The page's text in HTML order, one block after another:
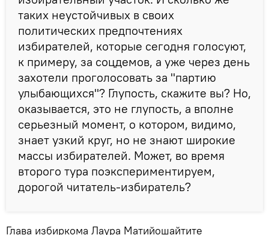
таких неустойчивых в своих
политических предпочтениях
избирателей, которые сегодня голосуют,
к примеру, за соцдемов, а уже через день
захотели проголосовать за "партию
улыбающихся"? Глупость, скажите вы? Но,
оказывается, это не глупость, а вполне
серьезный момент, о котором, видимо,
знает узкий круг, но не знают широкие
массы избирателей. Может, во время
второго тура поэкспериментируем,
дорогой читатель-избиратель?
Глава избиркома Лаура Матийошайтите